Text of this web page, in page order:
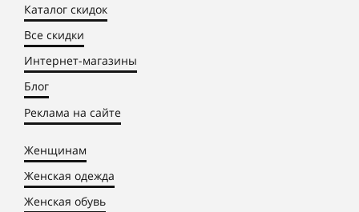
Каталог скидок
Все скидки
Интернет-магазины
Блог
Реклама на сайте
Женщинам
Женская одежда
Женская обувь